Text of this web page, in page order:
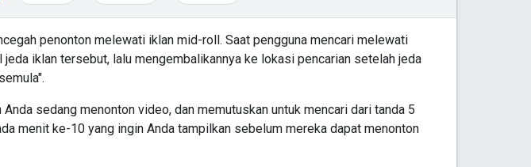
penonton melewati iklan mid-roll. Saat pengguna mencari melewati
jeda iklan tersebut, lalu mengembalikannya ke lokasi pencarian setelah jeda
sedang menonton video, dan memutuskan untuk mencari dari tanda 5
menit ke-10 yang ingin Anda tampilkan sebelum mereka dapat menonton